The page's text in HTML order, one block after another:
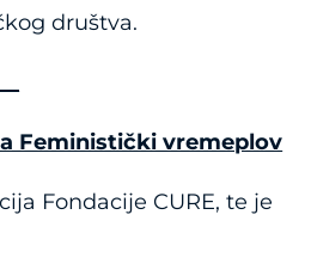
društva.
Feministički vremeplov
Fondacije CURE, te je